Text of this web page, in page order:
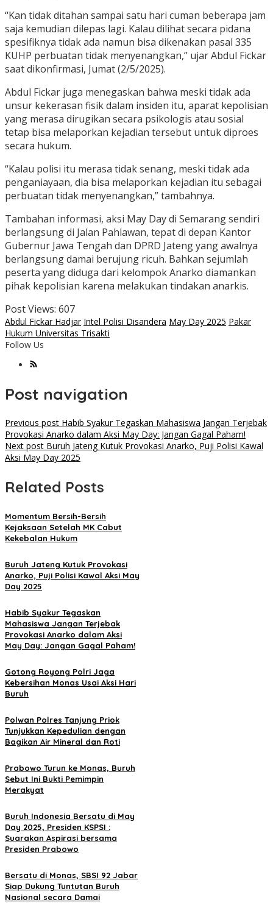
“Kan tidak ditahan sampai satu hari cuman beberapa jam
saja kemudian dilepas lagi. Kalau dilihat secara pidana
spesifiknya tidak ada namun bisa dikenakan pasal 335
KUHP perbuatan tidak menyenangkan,” ujar Abdul Fickar
saat dikonfirmasi, Jumat (2/5/2025).
Abdul Fickar juga menegaskan bahwa meski tidak ada
unsur kekerasan fisik dalam insiden itu, aparat kepolisian
yang merasa dirugikan secara psikologis atau sosial
tetap bisa melaporkan kejadian tersebut untuk diproes
secara hukum.
“Kalau polisi itu merasa tidak senang, meski tidak ada
penganiayaan, dia bisa melaporkan kejadian itu sebagai
perbuatan tidak menyenangkan,” tambahnya.
Tambahan informasi, aksi May Day di Semarang sendiri
berlangsung di Jalan Pahlawan, tepat di depan Kantor
Gubernur Jawa Tengah dan DPRD Jateng yang awalnya
berlangsung damai berujung ricuh. Bahkan sejumlah
peserta yang diduga dari kelompok Anarko diamankan
pihak kepolisian karena melakukan tindakan anarkis.
Post Views: 607
Abdul Fickar Hadjar Intel Polisi Disandera May Day 2025 Pakar
Hukum Universitas Trisakti
Follow Us
Post navigation
Previous post Habib Syakur Tegaskan Mahasiswa Jangan Terjebak
Provokasi Anarko dalam Aksi May Day: Jangan Gagal Paham!
Next post Buruh Jateng Kutuk Provokasi Anarko, Puji Polisi Kawal
Aksi May Day 2025
Related Posts
Momentum Bersih-Bersih
Kejaksaan Setelah MK Cabut
Kekebalan Hukum
Buruh Jateng Kutuk Provokasi
Anarko, Puji Polisi Kawal Aksi May
Day 2025
Habib Syakur Tegaskan
Mahasiswa Jangan Terjebak
Provokasi Anarko dalam Aksi
May Day: Jangan Gagal Paham!
Gotong Royong Polri Jaga
Kebersihan Monas Usai Aksi Hari
Buruh
Polwan Polres Tanjung Priok
Tunjukkan Kepedulian dengan
Bagikan Air Mineral dan Roti
Prabowo Turun ke Monas, Buruh
Sebut Ini Bukti Pemimpin
Merakyat
Buruh Indonesia Bersatu di May
Day 2025, Presiden KSPSI :
Suarakan Aspirasi bersama
Presiden Prabowo
Bersatu di Monas, SBSI 92 Jabar
Siap Dukung Tuntutan Buruh
Nasional secara Damai